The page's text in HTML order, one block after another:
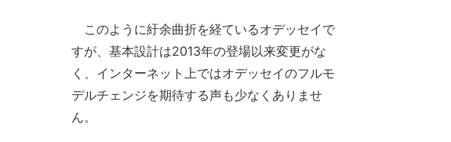
このように紆余曲折を経ているオデッセイで
すが、基本設計は2013年の登場以来変更がな
く、インターネット上ではオデッセイのフルモ
デルチェンジを期待する声も少なくありませ
ん。